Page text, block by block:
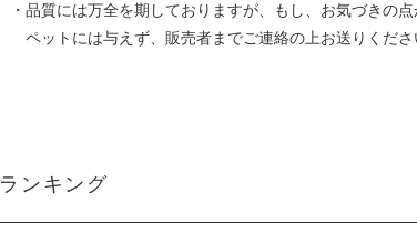
・品質には万全を期しておりますが、もし、お気づきの点
ペットには与えず、販売者までご連絡の上お送りくださ
ランキング